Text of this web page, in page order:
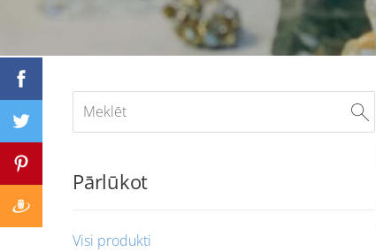
Pārlūkot
Visi produkti